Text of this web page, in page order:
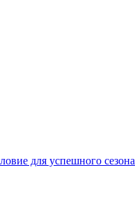
для успешного сезона